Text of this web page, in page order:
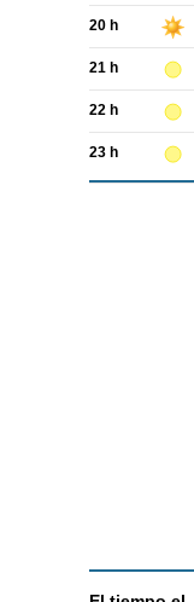
20 h
21 h
22 h
23 h